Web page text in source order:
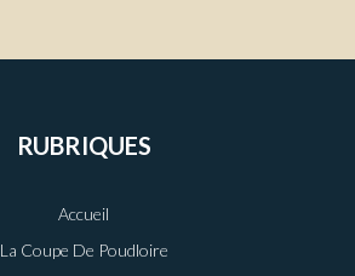
RUBRIQUES
Accueil
La Coupe De Poudloire